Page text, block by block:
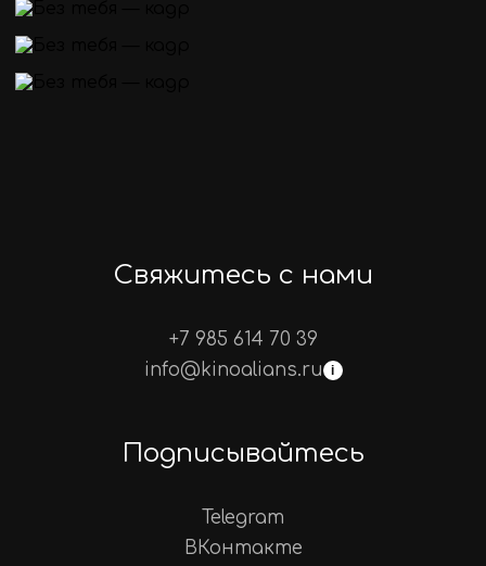
Свяжитесь с нами
+7 985 614 70 39
info@kinoalians.ru
i
Подписывайтесь
Telegram
ВКонтакте